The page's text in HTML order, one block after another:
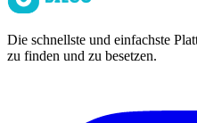
Die schnellste und einfachste
zu finden und zu besetzen.